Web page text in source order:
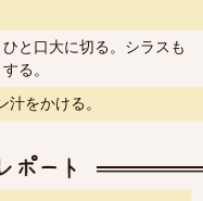
と口大に切る。シラスも
る。
をかける。